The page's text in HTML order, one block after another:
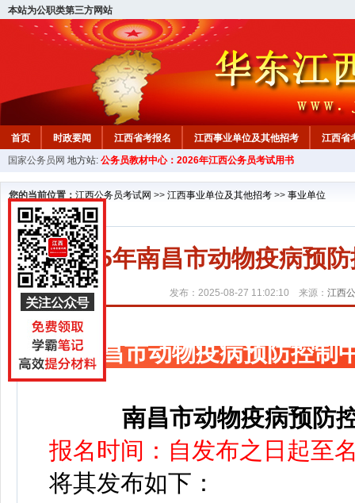
本站为公职类第三方网站
首页 时政要闻 江西省考报名 江西事业单位及其他招考 江西省
教材中心
国家公务员网 地方站: 公务员教材中心：2026年江西公务员考试用书
您的当前位置： 江西公务员考试网 >> 江西事业单位及其他招考 >> 事业单位
2025年南昌市动物疫病预
发布：2025-08-27 11:02:10 来源： 江西
南昌市动物疫病预防控制
南昌市动物疫病预防
报名时间：自发布之日起至
将其发布如下：